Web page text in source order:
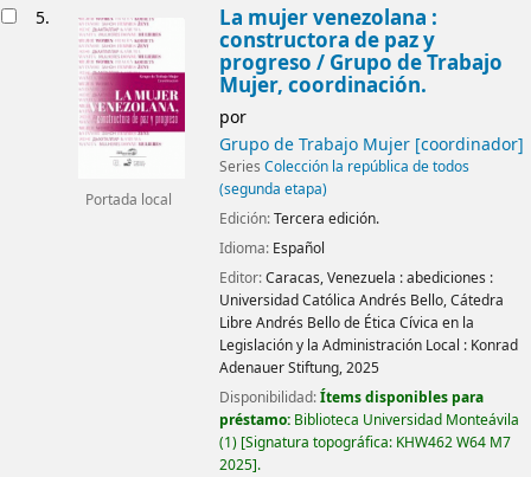
5.
Portada local
La mujer venezolana :
constructora de paz y
progreso / Grupo de Trabajo
Mujer, coordinación.
por
Grupo de Trabajo Mujer[coordinador]
Series Colección la república de todos
(segunda etapa)
Edición:Tercera edición.
Idioma: Español
Editor:Caracas, Venezuela :abediciones :
Universidad Católica Andrés Bello, Cátedra
Libre Andrés Bello de Ética Cívica en la
Legislación y la Administración Local : Konrad
Adenauer Stiftung,2025
Disponibilidad:Ítems disponibles para
préstamo: Biblioteca Universidad Monteávila
(1) Signatura topográfica: KHW462 W64 M7
2025 .